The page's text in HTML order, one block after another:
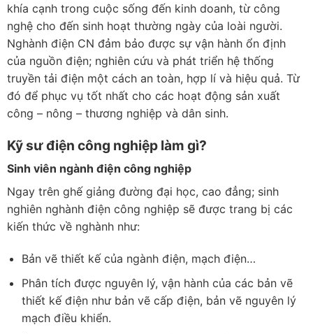
khía cạnh trong cuộc sống đến kinh doanh, từ công
nghệ cho đến sinh hoạt thường ngày của loài người.
Nghành điện CN đảm bảo được sự vận hành ổn định
của nguồn điện; nghiên cứu và phát triển hệ thống
truyền tải điện một cách an toàn, hợp lí và hiệu quả. Từ
đó để phục vụ tốt nhất cho các hoạt động sản xuất
công – nông – thương nghiệp và dân sinh.
Kỹ sư điện công nghiệp làm gì?
Sinh viên ngành điện công nghiệp
Ngay trên ghế giảng đường đại học, cao đẳng; sinh
nghiên nghành điện công nghiệp sẽ được trang bị các
kiến thức về nghành như:
Bản vẽ thiết kế của ngành điện, mạch điện…
Phân tích được nguyên lý, vận hành của các bản vẽ
thiết kế điện như bản vẽ cấp điện, bản vẽ nguyên lý
mạch điều khiển.